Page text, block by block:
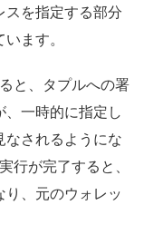
スを指定する部分
ます。
と、タプルへの署
一時的に指定し
なされるようにな
行が完了すると、
、元のウォレッ